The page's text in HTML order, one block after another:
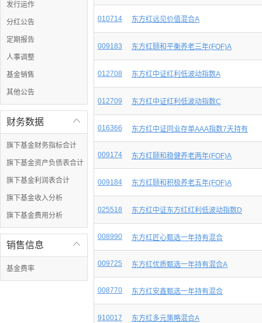
发行运作
分红公告
定期报告
人事调整
基金销售
其他公告

财务数据
旗下基金财务指标合计
旗下基金资产负债表合计
旗下基金利润表合计
旗下基金收入分析
旗下基金费用分析

销售信息
基金费率
010714 东方红远见价值混合A
009183 东方红颐和平衡养老三年(FOF)A
012708 东方红中证红利低波动指数A
012709 东方红中证红利低波动指数C
016366 东方红中证同业存单AAA指数7天持有
009174 东方红颐和稳健养老两年(FOF)A
009184 东方红颐和积极养老五年(FOF)A
025518 东方红中证东方红红利低波动指数D
008990 东方红匠心甄选一年持有混合
009725 东方红优质甄选一年持有混合A
008770 东方红安鑫甄选一年持有混合
910017 东方红多元策略混合A